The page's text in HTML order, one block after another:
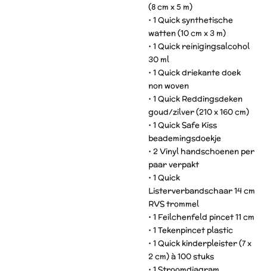
(8 cm x 5 m)
• 1 Quick synthetische
watten (10 cm x 3 m)
• 1 Quick reinigingsalcohol
30 ml
• 1 Quick driekante doek
non woven
• 1 Quick Reddingsdeken
goud/zilver (210 x 160 cm)
• 1 Quick Safe Kiss
beademingsdoekje
• 2 Vinyl handschoenen per
paar verpakt
• 1 Quick
Listerverbandschaar 14 cm
RVS trommel
• 1 Feilchenfeld pincet 11 cm
• 1 Tekenpincet plastic
• 1 Quick kinderpleister (7 x
2 cm) à 100 stuks